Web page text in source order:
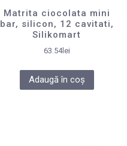
Matrita ciocolata mini
bar, silicon, 12 cavitati,
Silikomart
63.54lei
Adaugă în coș